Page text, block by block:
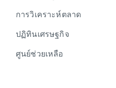
การวิเคราะห์ตลาด
ปฏิทินเศรษฐกิจ
ศูนย์ช่วยเหลือ